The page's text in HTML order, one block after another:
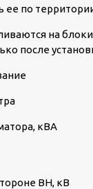
по
на
после
кВА
ВН, кВ